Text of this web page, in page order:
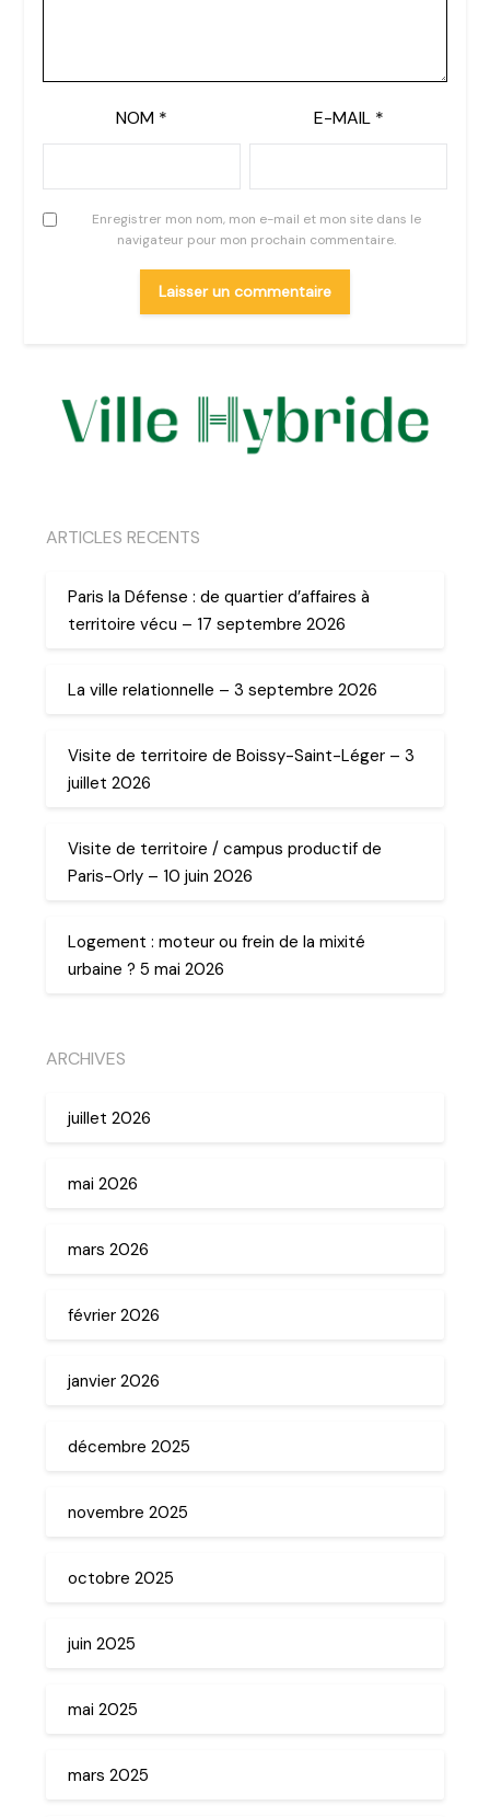
NOM * E-MAIL *
Enregistrer mon nom, mon e-mail et mon site dans le
navigateur pour mon prochain commentaire.
ARTICLES RECENTS
Paris la Défense : de quartier d’affaires à
territoire vécu – 17 septembre 2026
La ville relationnelle – 3 septembre 2026
Visite de territoire de Boissy-Saint-Léger – 3
juillet 2026
Visite de territoire / campus productif de
Paris-Orly – 10 juin 2026
Logement : moteur ou frein de la mixité
urbaine ? 5 mai 2026
ARCHIVES
juillet 2026
mai 2026
mars 2026
février 2026
janvier 2026
décembre 2025
novembre 2025
octobre 2025
juin 2025
mai 2025
mars 2025